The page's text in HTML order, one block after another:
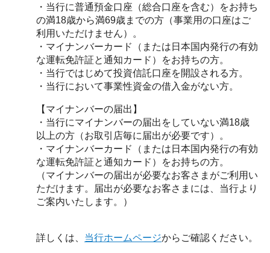
・当行に普通預金口座（総合口座を含む）をお持ち
の満18歳から満69歳までの方（事業用の口座はご
利用いただけません）。
・マイナンバーカード（または日本国内発行の有効
な運転免許証と通知カード）をお持ちの方。
・当行ではじめて投資信託口座を開設される方。
・当行において事業性資金の借入金がない方。
【マイナンバーの届出】
・当行にマイナンバーの届出をしていない満18歳
以上の方（お取引店毎に届出が必要です）。
・マイナンバーカード（または日本国内発行の有効
な運転免許証と通知カード）をお持ちの方。
（マイナンバーの届出が必要なお客さまがご利用い
ただけます。届出が必要なお客さまには、当行より
ご案内いたします。）
詳しくは、 当行ホームページからご確認ください。